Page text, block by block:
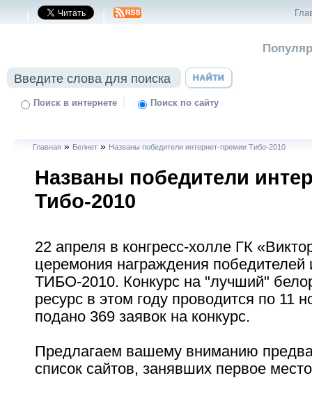
| |
Поиск в интернете | Поиск по сайту
Главная » Белнет» Названы победители интернет-премии Тибо-2010
Названы победители
Тибо-2010
22 апреля в конгресс-холле ГК
церемония награждения победителей
ТИБО-2010. Конкурс на "лучший"
ресурс в этом году проводится по 11
подано 369 заявок на конкурс.
Предлагаем вашему вниманию
список сайтов, занявших первое